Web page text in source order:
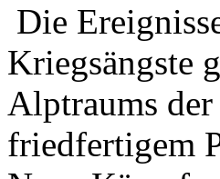
Die
Kriegsängste
Alptraums
friedfertigem